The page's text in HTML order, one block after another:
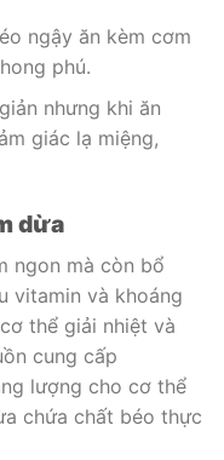
ngậy ăn kèm cơm
phú.
nhưng khi ăn
giác lạ miệng,
dừa
ngon mà còn bổ
vitamin và khoáng
thể giải nhiệt và
cung cấp
lượng cho cơ thể
chứa chất béo thực